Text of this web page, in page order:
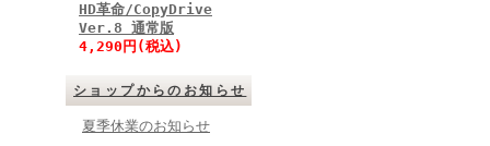
HD革命/CopyDrive
Ver.8 通常版
4,290円(税込)
ショップからのお知らせ
夏季休業のお知らせ